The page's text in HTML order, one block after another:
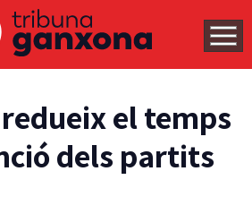
el temps
dels partits